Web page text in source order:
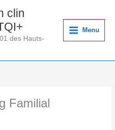
clin
des Hauts-
Menu
Familial